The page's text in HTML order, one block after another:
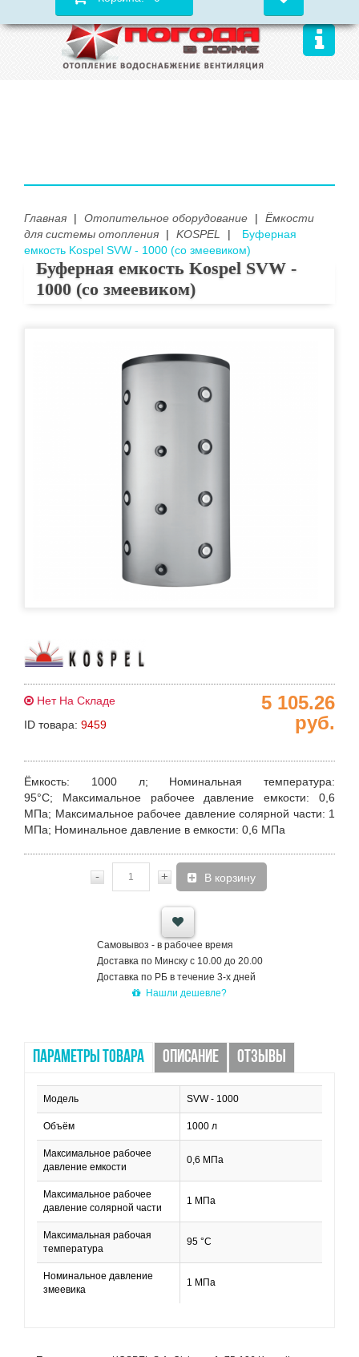
Главная | Отопительное оборудование |
Ёмкости
для системы отопления
| KOSPEL |
Буферная
емкость Kospel SVW - 1000 (со змеевиком)
Буферная емкость Kospel SVW -
1000 (со змеевиком)
Нет На Складе
ID товара: 9459
5 105.26
руб.
Ёмкость: 1000 л; Номинальная температура:
95°C;
Максимальное рабочее давление емкости: 0,6
МПа; Максимальное рабочее давление солярной части: 1
МПа; Номинальное давление в емкости: 0,6 МПа
- + В корзину
Самовывоз - в рабочее время
Доставка по Минску с 10.00 до 20.00
Доставка по РБ в течение 3-х дней
Нашли дешевле?
ПАРАМЕТРЫ ТОВАРА ОПИСАНИЕ ОТЗЫВЫ
Модель SVW - 1000
Объём 1000 л
Максимальное рабочее
давление емкости
0,6 МПа
Максимальное рабочее
давление солярной части
1 МПа
Максимальная рабочая
температура
95 °С
Номинальное давление
змеевика
1 МПа